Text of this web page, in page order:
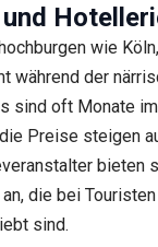
wie
während der
sind oft Monate
Preise steigen
bieten
die bei
sind.